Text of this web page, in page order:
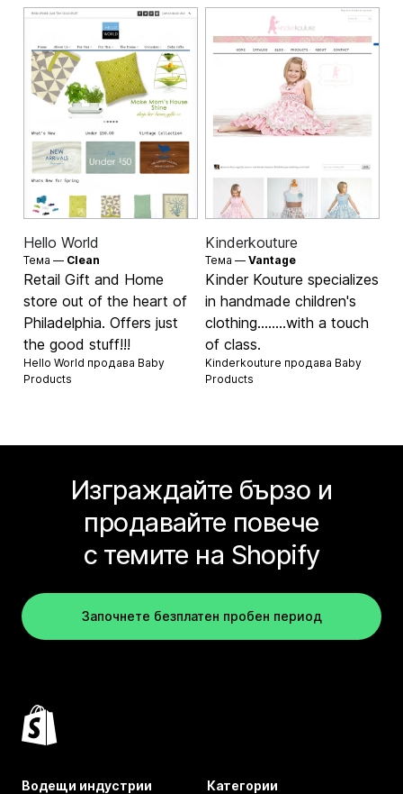
Hello World
Тема — Clean
Retail Gift and Home
store out of the heart of
Philadelphia. Offers just
the good stuff!!!
Hello World продава Baby
Products
Kinderkouture
Тема — Vantage
Kinder Kouture specializes
in handmade children's
clothing........with a touch
of class.
Kinderkouture продава Baby
Products
Изграждайте бързо и
продавайте повече
с темите на Shopify
Започнете безплатен пробен период
Водещи индустрии
Категории